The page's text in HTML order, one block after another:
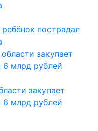
пострадал
закупает
6 млрд рублей